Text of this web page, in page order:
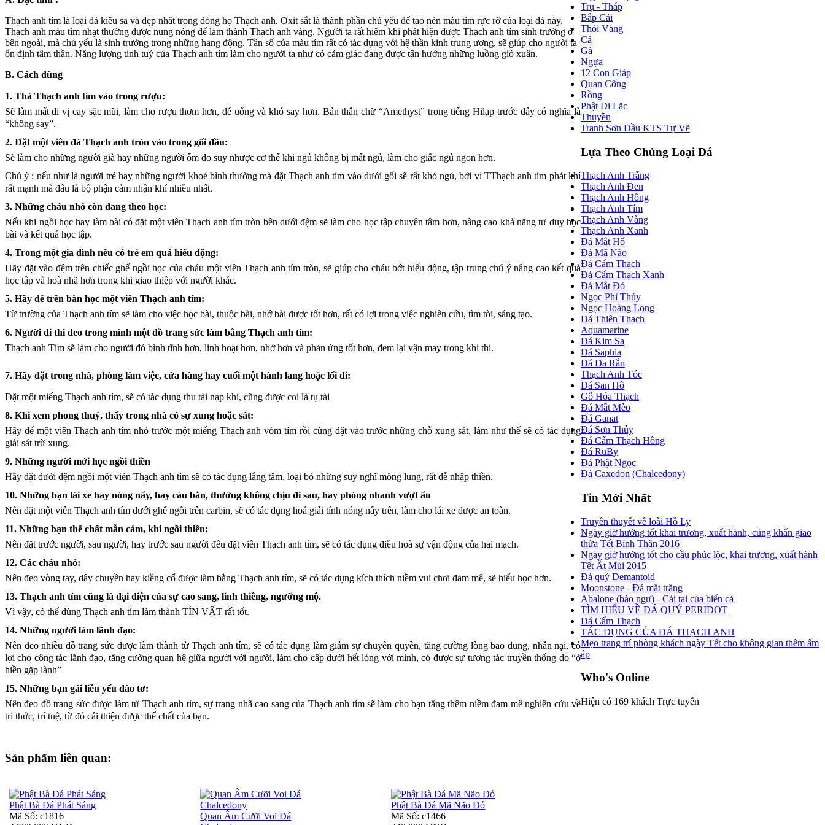
Thạch anh tím là loại đá kiêu sa và đẹp nhất trong dòng họ Thạch anh. Oxit sắt là thành phần chủ yếu để tạo nên màu tím rực rỡ của loại đá này,
Thạch anh màu tím nhạt thường được nung nóng để làm thành Thạch anh vàng. Người ta rất hiếm khi phát hiện được Thạch anh tím sinh trưởng ở
bên ngoài, mà chủ yếu là sinh trưởng trong những hang động. Tần số của màu tím rất có tác dụng với hệ thần kinh trung ương, sẽ giúp cho người ta
ổn định tâm thần. Năng lượng tinh tuý của Thạch anh tím làm cho người ta như có cảm giác đang được tận hưởng những luồng gió xuân.
B. Cách dùng
1. Thả Thạch anh tím vào trong rượu:
Sẽ làm mất đi vị cay sặc mũi, làm cho rượu thơm hơn, dễ uống và khó say hơn. Bản thân chữ “Amethyst” trong tiếng Hilạp trước đây có nghĩa là
“không say”.
2. Đặt một viên đá Thạch anh tròn vào trong gối đầu:
Sẽ làm cho những người già hay những người ốm do suy nhược cơ thể khi ngủ không bị mất ngủ, làm cho giấc ngủ ngon hơn.
Chú ý : nếu như là người trẻ hay những người khoẻ bình thường mà đặt Thạch anh tím vào dưới gối sẽ rất khó ngủ, bởi vì TThạch anh tím phát khí
rất mạnh mà đầu là bộ phận cảm nhận khí nhiều nhất.
3. Những cháu nhỏ còn đang theo học:
Nếu khi ngồi học hay làm bài có đặt một viên Thạch anh tím tròn bên dưới đệm sẽ làm cho học tập chuyên tâm hơn, nâng cao khả năng tư duy học
bài và kết quả học tập.
4. Trong một gia đình nếu có trẻ em quá hiếu động:
Hãy đặt vào đệm trên chiếc ghế ngồi học của cháu một viên Thạch anh tím tròn, sẽ giúp cho cháu bớt hiếu động, tập trung chú ý nâng cao kết quả
học tập và hoà nhã hơn trong khi giao thiệp với người khác.
5. Hãy để trên bàn học một viên Thạch anh tím:
Từ trường của Thạch anh tím sẽ làm cho việc học bài, thuộc bài, nhớ bài được tốt hơn, rất có lợi trong việc nghiên cứu, tìm tòi, sáng tạo.
6. Người đi thi đeo trong mình một đồ trang sức làm bằng Thạch anh tím:
Thạch anh Tím sẽ làm cho người đó bình tĩnh hơn, linh hoạt hơn, nhớ hơn và phản ứng tốt hơn, đem lại vận may trong khi thi.
7. Hãy đặt trong nhà, phòng làm việc, cửa hàng hay cuối một hành lang hoặc lối đi:
Đặt một miếng Thạch anh tím, sẽ có tác dụng thu tài nạp khí, cũng được coi là tụ tài
8. Khi xem phong thuỷ, thấy trong nhà có sự xung hoặc sát:
Hãy để một viên Thạch anh tím nhỏ trước một miếng Thạch anh vòm tím rồi cùng đặt vào trước những chỗ xung sát, làm như thế sẽ có tác dụng
giải sát trừ xung.
9. Những người mới học ngồi thiền
Hãy đặt dưới đệm ngồi một viên Thạch anh tím sẽ có tác dụng lắng tâm, loại bỏ những suy nghĩ mông lung, rất dễ nhập thiền.
10. Những bạn lái xe hay nóng nẩy, hay cáu bẳn, thường không chịu đi sau, hay phóng nhanh vượt ẩu
Nên đặt một viên Thạch anh tím dưới ghế ngồi trên carbin, sẽ có tác dụng hoá giải tính nóng nẩy trên, làm cho lái xe được an toàn.
11. Những bạn thể chất mẫn cảm, khi ngồi thiền:
Nên đặt trước người, sau người, hay trước sau người đều đặt viên Thạch anh tím, sẽ có tác dụng điều hoà sự vận động của hai mạch.
12. Các cháu nhỏ:
Nên đeo vòng tay, dây chuyền hay kiềng cổ được làm bằng Thạch anh tím, sẽ có tác dụng kích thích niềm vui chơi đam mê, sẽ hiếu học hơn.
13. Thạch anh tím cũng là đại diện của sự cao sang, linh thiêng, ngưỡng mộ.
Vì vậy, có thể dùng Thạch anh tím làm thành TÍN VẬT rất tốt.
14. Những người làm lãnh đạo:
Nên đeo nhiều đồ trang sức được làm thành từ Thạch anh tím, sẽ có tác dụng làm giảm sự chuyên quyền, tăng cường lòng bao dung, nhẫn nại, có
lợi cho công tác lãnh đạo, tăng cường quan hệ giữa người với người, làm cho cấp dưới hết lòng với mình, có được sự tương tác truyền thống do “ở
hiền gặp lành”
15. Những bạn gái liễu yếu đào tơ:
Nên đeo đồ trang sức được làm từ Thạch anh tím, sự trang nhã cao sang của Thạch anh tím sẽ làm cho bạn tăng thêm niềm đam mê nghiên cứu về
tri thức, trí tuệ, từ đó cải thiện được thể chất của bạn.
Sản phẩm liên quan:
Phật Bà Đá Phát Sáng
Mã Số: c1816
Quan Âm Cưỡi Voi Đá
Phật Bà Đá Mã Não Đỏ
Mã Số: c1466
Trụ - Tháp
Bắp Cải
Thỏi Vàng
Cá
Gà
Ngựa
12 Con Giáp
Quan Công
Rồng
Phật Di Lặc
Thuyền
Tranh Sơn Dầu KTS Tự Vẽ
Lựa Theo Chủng Loại Đá
Thạch Anh Trắng
Thạch Anh Đen
Thạch Anh Hồng
Thạch Anh Tím
Thạch Anh Vàng
Thạch Anh Xanh
Đá Mắt Hổ
Đá Mã Não
Đá Cẩm Thạch
Đá Cẩm Thạch Xanh
Đá Mắt Đỏ
Ngọc Phỉ Thúy
Ngọc Hoàng Long
Đá Thiên Thạch
Aquamarine
Đá Kim Sa
Đá Saphia
Đá Da Rắn
Thạch Anh Tóc
Đá San Hô
Gỗ Hóa Thạch
Đá Mắt Mèo
Đá Ganat
Đá Sơn Thủy
Đá Cẩm Thạch Hồng
Đá RuBy
Đá Phật Ngọc
Đá Caxedon (Chalcedony)
Tin Mới Nhất
Truyền thuyết về loài Hồ Ly
Ngày giờ hướng tốt khai trương, xuất hành, cúng khấn giao
thừa Tết Bính Thân 2016
Ngày giờ hướng tốt cho cầu phúc lộc, khai trương, xuất hành
Tết Ất Mùi 2015
Đá quý Demantoid
Moonstone - Đá mặt trăng
Abalone (bào ngư) - Cái tai của biển cả
TÌM HIỂU VỀ ĐÁ QUÝ PERIDOT
Đá Cẩm Thạch
TÁC DỤNG CỦA ĐÁ THẠCH ANH
Mẹo trang trí phòng khách ngày Tết cho không gian thêm ấm
áp
Who's Online
Hiện có 169 khách Trực tuyến